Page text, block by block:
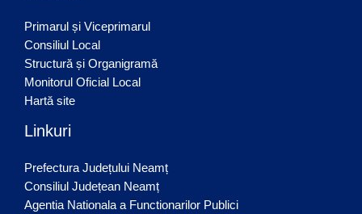
Primarul și Viceprimarul
Consiliul Local
Structură și Organigramă
Monitorul Oficial Local
Hartă site
Linkuri
Prefectura Județului Neamț
Consiliul Județean Neamț
Agentia Nationala a Functionarilor Publici